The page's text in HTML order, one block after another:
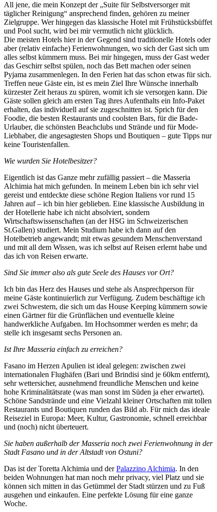
All jene, die mein Konzept der „Suite für Selbstversorger mit
täglicher Reinigung“ ansprechend finden, gehören zu meiner
Zielgruppe. Wer hingegen das klassische Hotel mit Frühstücksbüffet
und Pool sucht, wird bei mir vermutlich nicht glücklich.
Die meisten Hotels hier in der Gegend sind traditionelle Hotels oder
aber (relativ einfache) Ferienwohnungen, wo sich der Gast sich um
alles selbst kümmern muss. Bei mir hingegen, muss der Gast weder
das Geschirr selbst spülen, noch das Bett machen oder seinen
Pyjama zusammenlegen. In den Ferien hat das schon etwas für sich.
Treffen neue Gäste ein, ist es mein Ziel Ihre Wünsche innerhalb
kürzester Zeit heraus zu spüren, womit ich sie versorgen kann. Die
Gäste sollen gleich am ersten Tag ihres Aufenthalts ein Info-Paket
erhalten, das individuell auf sie zugeschnitten ist. Sprich für den
Foodie, die besten Restaurants und coolsten Bars, für die Bade-
Urlauber, die schönsten Beachclubs und Strände und für Mode-
Liebhaber, die angesagtesten Shops und Boutiquen – gute Tipps nur
keine Touristenfallen.
Wie wurden Sie Hotelbesitzer?
Eigentlich ist das Ganze mehr zufällig passiert – die Masseria
Alchimia hat mich gefunden. In meinem Leben bin ich sehr viel
gereist und entdeckte diese schöne Region Italiens vor rund 15
Jahren auf – ich bin hier geblieben. Eine klassische Ausbildung in
der Hotellerie habe ich nicht absolviert, sondern
Wirtschaftswissenschaften (an der HSG im Schweizerischen
St.Gallen) studiert. Mein Studium habe ich dann auf den
Hotelbetrieb angewandt; mit etwas gesundem Menschenverstand
und mit all dem Wissen, was ich selbst auf Reisen erlernt habe und
das ich von Reisen erwarte.
Sind Sie immer also als gute Seele des Hauses vor Ort?
Ich bin das Herz des Hauses und stehe als Ansprechperson für
meine Gäste kontinuierlich zur Verfügung. Zudem beschäftige ich
zwei Schwestern, die sich um das House Keeping kümmern sowie
einen Gärtner für die Grünflächen und eventuelle kleine
handwerkliche Aufgaben. Im Hochsommer werden es mehr; da
stelle ich insgesamt sechs Personen an.
Ist Ihre Masseria einfach zu erreichen?
Fasano im Herzen Apulien ist ideal gelegen: zwischen zwei
internationalen Flughäfen (Bari und Brindisi sind je 60km entfernt),
sehr wettersicher, ausnehmend freundliche Menschen und keine
hohe Kriminalitätsrate (was man sonst im Süden ja eher erwartet).
Schöne Sandstrände und eine Vielzahl kleiner Ortschaften mit tollen
Restaurants und Boutiquen runden das Bild ab. Für mich das ideale
Reiseziel in Europa: Meer, Kultur, Gastronomie, schnell erreichbar
und (noch) nicht überteuert.
Sie haben außerhalb der Masseria noch zwei Ferienwohnung in der
Stadt Fasano und in der Altstadt von Ostuni?
Das ist der Toretta Alchimia und derPalazzino Alchimia. In den
beiden Wohnungen hat man noch mehr privacy, viel Platz und sie
können sich mitten in das Getümmel der Stadt stürzen und zu Fuß
ausgehen und einkaufen. Eine perfekte Lösung für eine ganze
Woche.